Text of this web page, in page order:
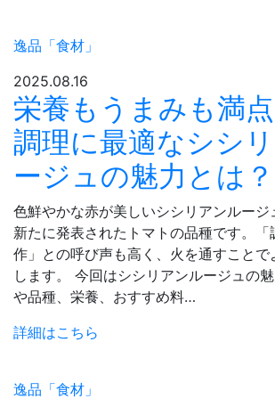
逸品「食材」
2025.08.16
栄養もうまみも満
調理に最適なシシ
ージュの魅力とは？
色鮮やかな赤が美しいシシリアンルー
新たに発表されたトマトの品種です。
作」との呼び声も高く、火を通すことで
します。 今回はシシリアンルージュの
や品種、栄養、おすすめ料…
詳細はこちら
逸品「食材」